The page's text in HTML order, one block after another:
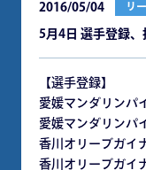
2016/05/04 リ
5月4日 選手登録、
【選手登録】
愛媛マンダリンパ
愛媛マンダリンパ
香川オリーブガイ
香川オリーブガイ